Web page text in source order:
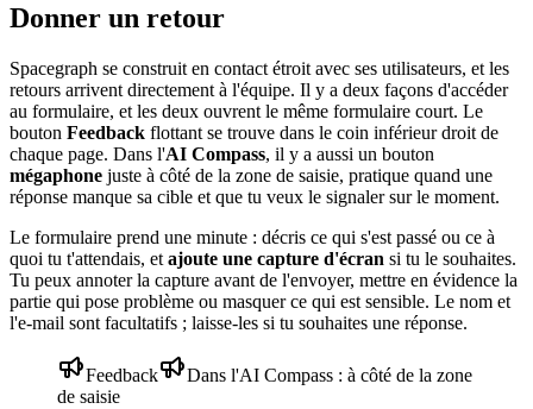
Donner un retour
Spacegraph se construit en contact étroit avec ses utilisateurs, et les
retours arrivent directement à l'équipe. Il y a deux façons d'accéder
au formulaire, et les deux ouvrent le même formulaire court. Le
bouton Feedback flottant se trouve dans le coin inférieur droit de
chaque page. Dans l'AI Compass, il y a aussi un bouton
mégaphone juste à côté de la zone de saisie, pratique quand une
réponse manque sa cible et que tu veux le signaler sur le moment.
Le formulaire prend une minute : décris ce qui s'est passé ou ce à
quoi tu t'attendais, et ajoute une capture d'écran si tu le souhaites.
Tu peux annoter la capture avant de l'envoyer, mettre en évidence la
partie qui pose problème ou masquer ce qui est sensible. Le nom et
l'e-mail sont facultatifs ; laisse-les si tu souhaites une réponse.
Feedback
Dans l'AI Compass : à côté de la zone
de saisie